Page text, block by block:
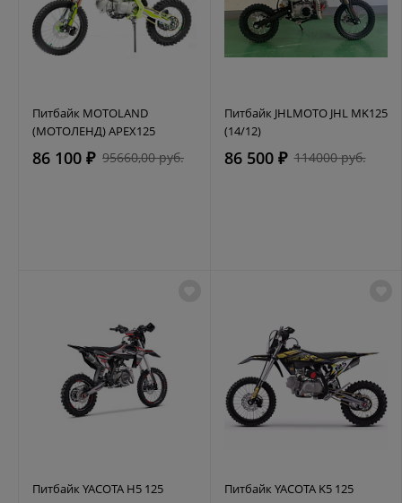
Питбайк MOTOLAND
(МОТОЛЕНД) APEX125
86 100 ₽ 95660,00 руб.
Питбайк JHLMOTO JHL MK125
(14/12)
86 500 ₽ 114000 руб.
Питбайк YACOTA H5 125 Питбайк YACOTA K5 125